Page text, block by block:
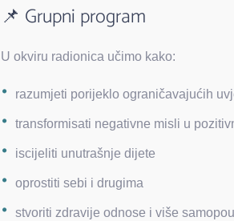
📌 Grupni program
U okviru radionica učimo kako:
razumjeti porijeklo ograničavajućih
transformisati negativne misli u
iscijeliti unutrašnje dijete
oprostiti sebi i drugima
stvoriti zdravije odnose i više